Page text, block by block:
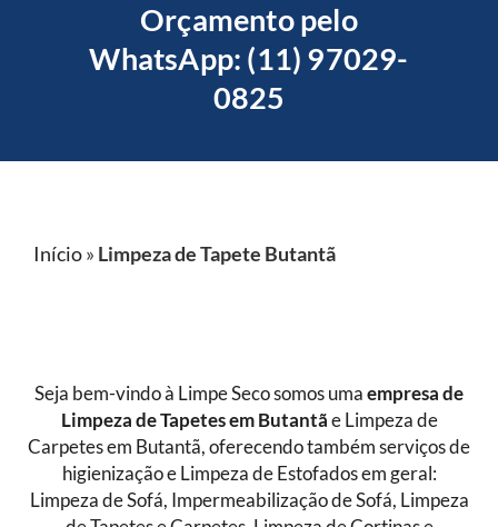
Orçamento pelo
WhatsApp: (11) 97029-
0825
Início» Limpeza de Tapete Butantã
Seja bem-vindo à Limpe Seco somos uma empresa de
Limpeza de Tapetesem Butantã e Limpeza de
Carpetes em Butantã, oferecendo também serviços de
higienização e Limpeza de Estofados em geral:
Limpeza de Sofá, Impermeabilização de Sofá, Limpeza